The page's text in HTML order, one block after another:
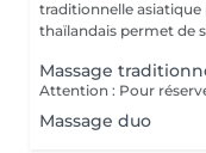
traditionnelle asiatique
thaïlandais permet de
Massage
Massage duo